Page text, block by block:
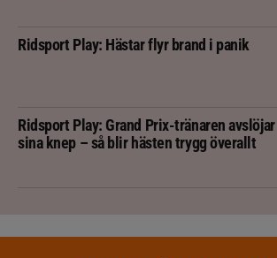
Ridsport Play: Hästar flyr brand i panik
Ridsport Play: Grand Prix-tränaren avslöjar
sina knep – så blir hästen trygg överallt